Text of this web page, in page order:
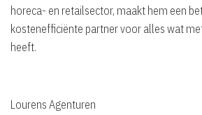
horeca- en retailsector, maakt hem een
kostenefficiënte partner voor alles wat
heeft.
Lourens Agenturen